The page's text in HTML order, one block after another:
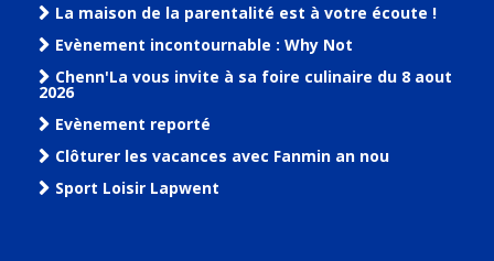
La maison de la parentalité est à votre écoute !
Evènement incontournable : Why Not
Chenn'La vous invite à sa foire culinaire du 8 aout
2026
Evènement reporté
Clôturer les vacances avec Fanmin an nou
Sport Loisir Lapwent